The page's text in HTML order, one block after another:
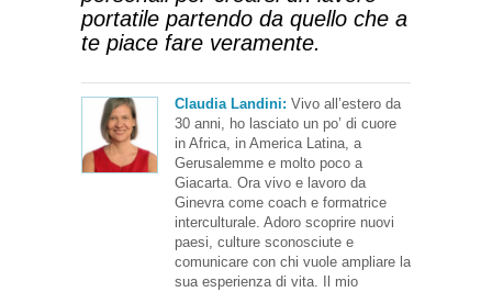
portatile partendo da quello che a
te piace fare veramente.
Claudia Landini: Vivo all’estero da
30 anni, ho lasciato un po’ di cuore
in Africa, in America Latina, a
Gerusalemme e molto poco a
Giacarta. Ora vivo e lavoro da
Ginevra come coach e formatrice
interculturale. Adoro scoprire nuovi
paesi, culture sconosciute e
comunicare con chi vuole ampliare la
sua esperienza di vita. Il mio